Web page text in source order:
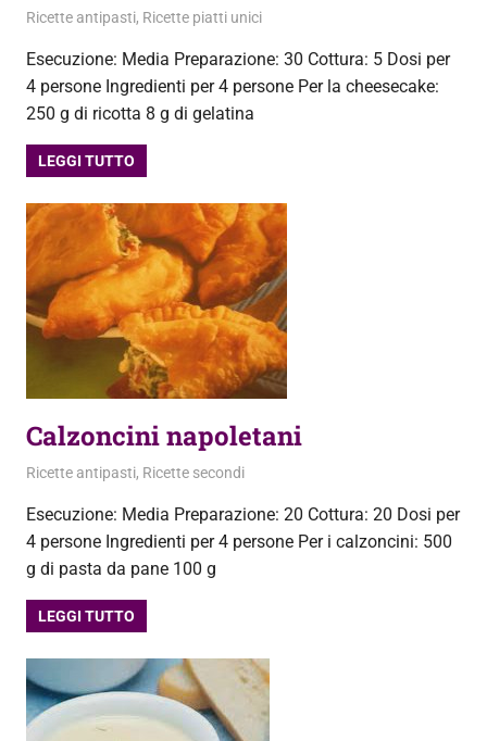
30 Giugno 2013
admin
Ricette antipasti, Ricette piatti unici
Esecuzione: Media Preparazione: 30 Cottura: 5 Dosi per
4 persone Ingredienti per 4 persone Per la cheesecake:
250 g di ricotta 8 g di gelatina
LEGGI TUTTO
Calzoncini napoletani
29 Giugno 2013
admin
Ricette antipasti, Ricette secondi
Esecuzione: Media Preparazione: 20 Cottura: 20 Dosi per
4 persone Ingredienti per 4 persone Per i calzoncini: 500
g di pasta da pane 100 g
LEGGI TUTTO